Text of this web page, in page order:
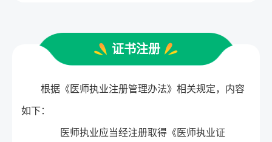
证书注册
根据《医师执业注册管理办法》相关规定，内容
如下：
医师执业应当经注册取得《医师执业证